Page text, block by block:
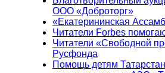
ООО «Доброторг»
«Екатерининская
Читатели Forbes
Читатели «Свободной
Русфонда
Помощь детям